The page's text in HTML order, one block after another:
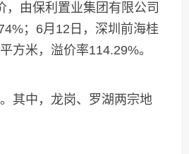
由保利置业集团有限公司
；6月12日，深圳前海桂
方米，溢价率114.29%。
其中，龙岗、罗湖两宗地